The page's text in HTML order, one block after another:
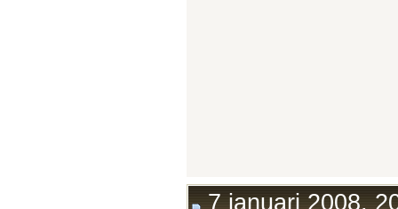
7 januari 2008,